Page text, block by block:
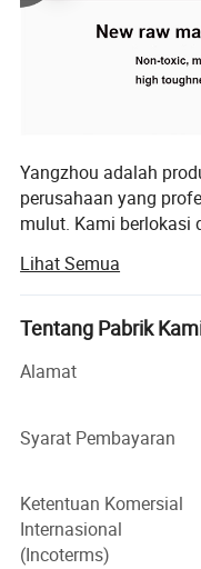
Yangzhou adalah
perusahaan yang
mulut. Kami berlokasi
Kami berusaha
perawatan oral untuk
spesialisasi ekspor
sikat gigi, sikat gigi,
berada dalam posisi
dan persyaratan
pesanan untuk
merek milik pelanggan
sekitar 35 meter 000
terampil lebih dari
Lihat Semua
Tentang Pabrik
Alamat
Syarat Pembayaran
Ketentuan Komersial
Internasional
(Incoterms)